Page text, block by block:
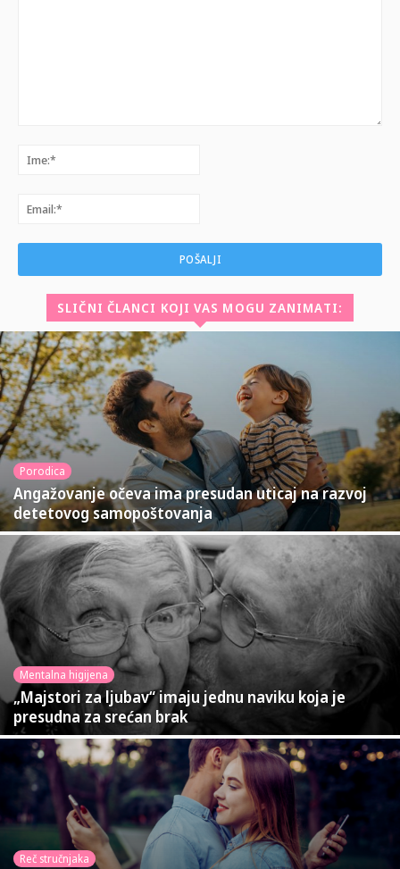
SLIČNI ČLANCI KOJI VAS MOGU ZANIMATI:
Porodica
Angažovanje očeva ima presudan uticaj na razvoj
detetovog samopoštovanja
Mentalna higijena
„Majstori za ljubav“ imaju jednu naviku koja je
presudna za srećan brak
Reč stručnjaka